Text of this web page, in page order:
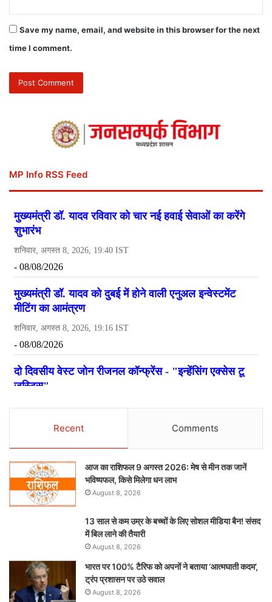
Save my name, email, and website in this browser for the next
time I comment.
MP Info RSS Feed
Recent Comments
आज का राशिफल 9 अगस्त 2026: मेष से मीन तक जानें
भविष्यफल, किसे मिलेगा धन लाभ
August 8, 2026
13 साल से कम उम्र के बच्चों के लिए सोशल मीडिया बैन! संसद
में बिल लाने की तैयारी
August 8, 2026
भारत पर 100% टैरिफ को अपनों ने बताया ‘आत्मघाती कदम’,
ट्रंप प्रशासन पर उठे सवाल
August 8, 2026